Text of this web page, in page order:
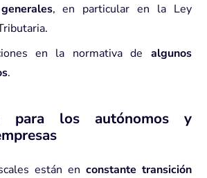
, en particular en la Ley
en la normativa de algunos
.
para los autónomos y
están en constante transición